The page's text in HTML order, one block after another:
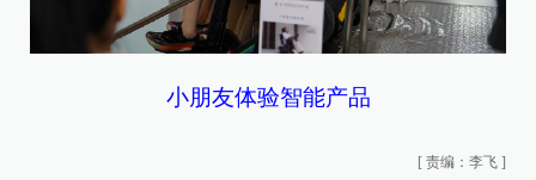
小朋友体验智能产品
[ 责编：李飞 ]